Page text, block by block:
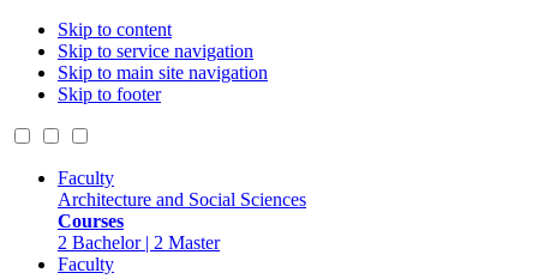
Skip to content
Skip to service navigation
Skip to main site navigation
Skip to footer
Faculty
Architecture and Social Sciences
Courses
2 Bachelor | 2 Master
Faculty